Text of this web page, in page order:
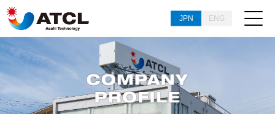
JPN ENG